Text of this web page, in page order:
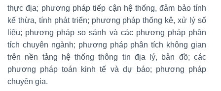
thực địa; phương pháp tiếp cận hệ thống, đảm bảo tính
kế thừa, tính phát triển; phương pháp thống kê, xử lý số
liệu; phương pháp so sánh và các phương pháp phân
tích chuyên ngành; phương pháp phân tích không gian
trên nền tảng hệ thống thông tin địa lý, bản đồ; các
phương pháp toán kinh tế và dự báo; phương pháp
chuyên gia.